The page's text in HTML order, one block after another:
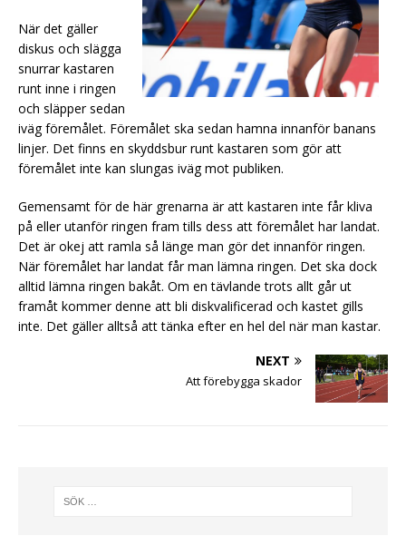
När det gäller
diskus och slägga
snurrar kastaren
runt inne i ringen
och släpper sedan
iväg föremålet. Föremålet ska sedan hamna innanför banans
linjer. Det finns en skyddsbur runt kastaren som gör att
föremålet inte kan slungas iväg mot publiken.
Gemensamt för de här grenarna är att kastaren inte får kliva
på eller utanför ringen fram tills dess att föremålet har landat.
Det är okej att ramla så länge man gör det innanför ringen.
När föremålet har landat får man lämna ringen. Det ska dock
alltid lämna ringen bakåt. Om en tävlande trots allt går ut
framåt kommer denne att bli diskvalificerad och kastet gills
inte. Det gäller alltså att tänka efter en hel del när man kastar.
NEXT
Att förebygga skador